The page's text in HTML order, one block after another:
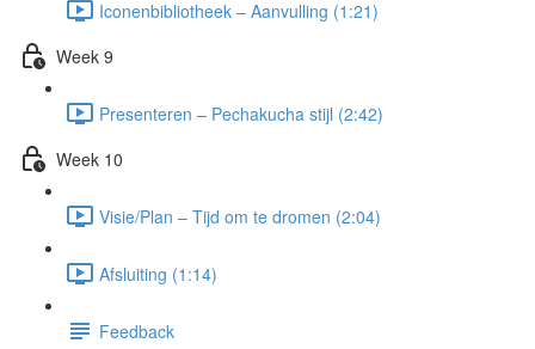
Iconenbibliotheek – Aanvulling (1:21)
Week 9
Presenteren – Pechakucha stijl (2:42)
Week 10
Visie/Plan – Tijd om te dromen (2:04)
Afsluiting (1:14)
Feedback